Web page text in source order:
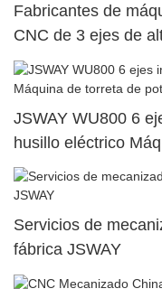
Fabricantes de
CNC de 3 ejes de
venta
JSWAY WU800 6
husillo eléctrico
superior dual91
Servicios de
fábrica JSWAY